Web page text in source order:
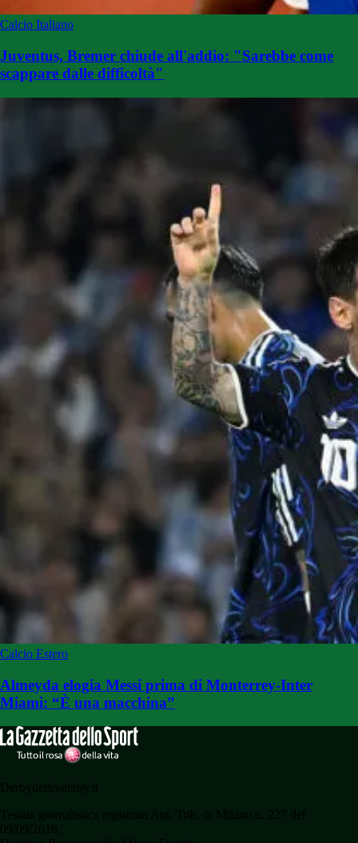
Calcio Italiano
Juventus, Bremer chiude all'addio: "Sarebbe come
scappare dalle difficoltà"
Calcio Estero
Almeyda elogia Messi prima di Monterrey-Inter
Miami: “È una macchina”